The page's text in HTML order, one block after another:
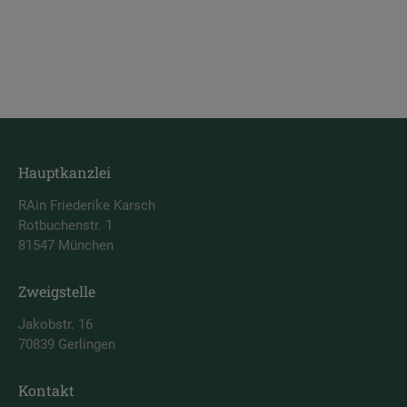
Hauptkanzlei
RAin Friederike Karsch
Rotbuchenstr. 1
81547 München
Zweigstelle
Jakobstr. 16
70839 Gerlingen
Kontakt